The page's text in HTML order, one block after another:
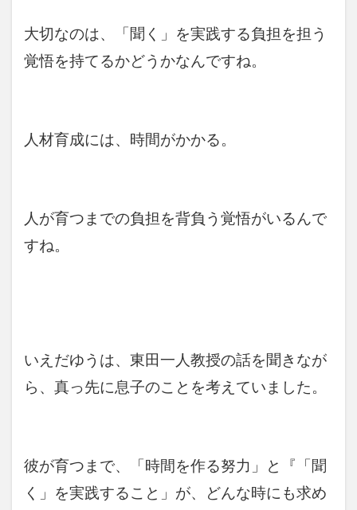
大切なのは、「聞く」を実践する負担を担う
覚悟を持てるかどうかなんですね。
人材育成には、時間がかかる。
人が育つまでの負担を背負う覚悟がいるんで
すね。
いえだゆうは、東田一人教授の話を聞きなが
ら、真っ先に息子のことを考えていました。
彼が育つまで、「時間を作る努力」と『「聞
く」を実践すること」が、どんな時にも求め